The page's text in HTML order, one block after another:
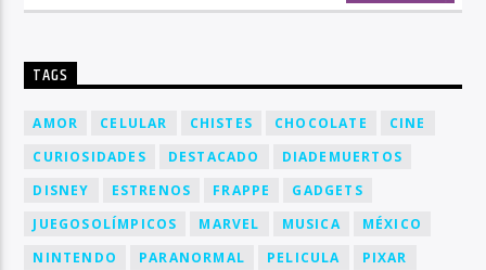
TAGS
AMOR CELULAR CHISTES CHOCOLATE
CINE
CURIOSIDADES
DESTACADO
DIADEMUERTOS
DISNEY
ESTRENOS FRAPPE
GADGETS
JUEGOSOLÍMPICOS
MARVEL MUSICA
MÉXICO
NINTENDO
PARANORMAL PELICULA
PIXAR